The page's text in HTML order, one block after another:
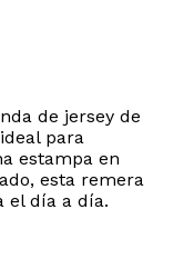
de jersey de
para
estampa en
esta remera
el día a día.